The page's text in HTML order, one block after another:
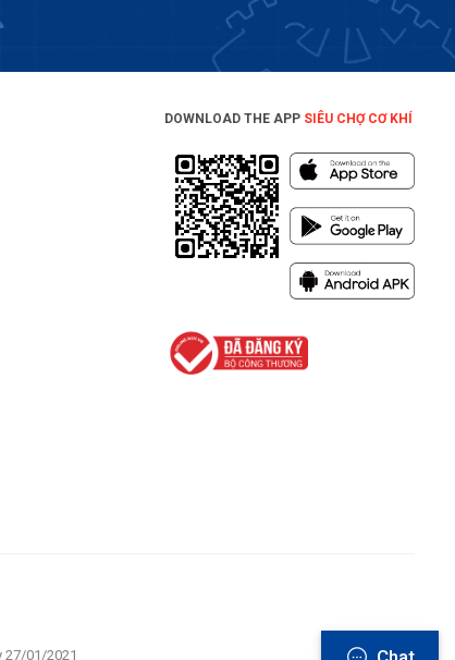
DOWNLOAD THE APP SIÊU CHỢ CƠ KHÍ
27/01/2021